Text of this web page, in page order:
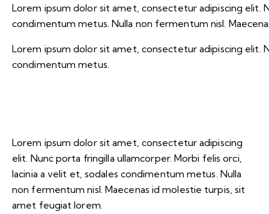
Lorem ipsum dolor sit amet, consectetur adipiscing elit.
condimentum metus. Nulla non fermentum nisl.
Lorem ipsum dolor sit amet, consectetur adipiscing elit.
condimentum metus.
Lorem ipsum dolor sit amet, consectetur adipiscing
elit. Nunc porta fringilla ullamcorper. Morbi felis orci,
lacinia a velit et, sodales condimentum metus. Nulla
non fermentum nisl. Maecenas id molestie turpis, sit
amet feugiat lorem.